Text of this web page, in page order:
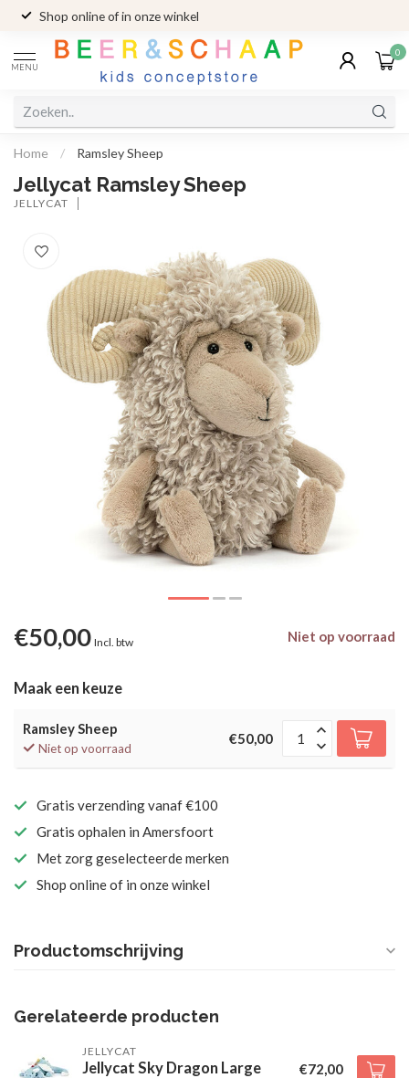
Shop online of in onze winkel
MENU
0
Home / Ramsley Sheep
Jellycat Ramsley Sheep
JELLYCAT
€50,00 Incl. btw Niet op voorraad
Maak een keuze
Ramsley Sheep
Niet op voorraad
€50,00
Gratis verzending vanaf €100
Gratis ophalen in Amersfoort
Met zorg geselecteerde merken
Shop online of in onze winkel
Productomschrijving
Gerelateerde producten
JELLYCAT
Jellycat Sky Dragon Large €72,00